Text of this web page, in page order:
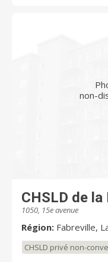
non-
CHSLD de la
1050, 15e avenue
Région: Fabreville,
CHSLD privé non-